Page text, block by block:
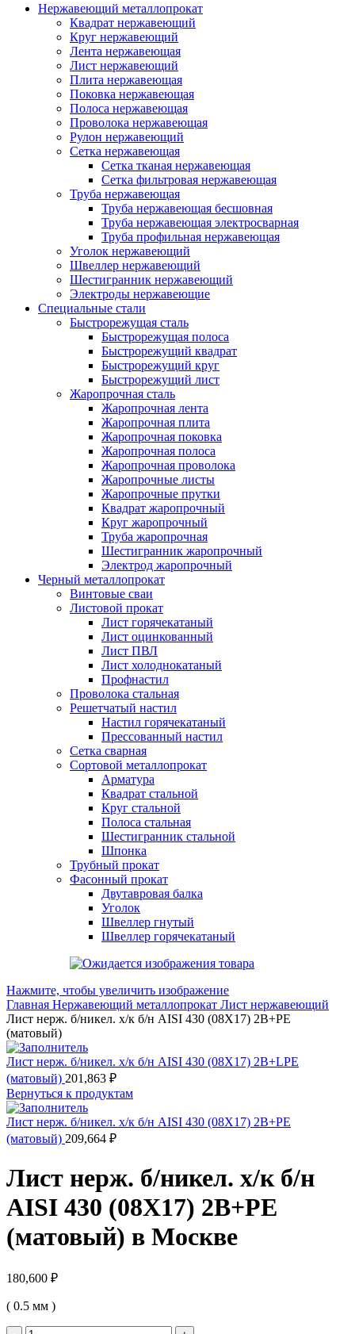
Нержавеющий металлопрокат
Квадрат нержавеющий
Круг нержавеющий
Лента нержавеющая
Лист нержавеющий
Плита нержавеющая
Поковка нержавеющая
Полоса нержавеющая
Проволока нержавеющая
Рулон нержавеющий
Сетка нержавеющая
Сетка тканая нержавеющая
Сетка фильтровая нержавеющая
Труба нержавеющая
Труба нержавеющая бесшовная
Труба нержавеющая электросварная
Труба профильная нержавеющая
Уголок нержавеющий
Швеллер нержавеющий
Шестигранник нержавеющий
Электроды нержавеющие
Специальные стали
Быстрорежущая сталь
Быстрорежущая полоса
Быстрорежущий квадрат
Быстрорежущий круг
Быстрорежущий лист
Жаропрочная сталь
Жаропрочная лента
Жаропрочная плита
Жаропрочная поковка
Жаропрочная полоса
Жаропрочная проволока
Жаропрочные листы
Жаропрочные прутки
Квадрат жаропрочный
Круг жаропрочный
Труба жаропрочная
Шестигранник жаропрочный
Электрод жаропрочный
Черный металлопрокат
Винтовые сваи
Листовой прокат
Лист горячекатаный
Лист оцинкованный
Лист ПВЛ
Лист холоднокатаный
Профнастил
Проволока стальная
Решетчатый настил
Настил горячекатаный
Прессованный настил
Сетка сварная
Сортовой металлопрокат
Арматура
Квадрат стальной
Круг стальной
Полоса стальная
Шестигранник стальной
Шпонка
Трубный прокат
Фасонный прокат
Двутавровая балка
Уголок
Швеллер гнутый
Швеллер горячекатаный
Нажмите, чтобы увеличить изображение
Главная Нержавеющий металлопрокат Лист нержавеющий
Лист нерж. б/никел. х/к б/н AISI 430 (08Х17) 2B+PE
(матовый)
Лист нерж. б/никел. х/к б/н AISI 430 (08Х17) 2B+LPE
(матовый) 201,863 ₽
Вернуться к продуктам
Лист нерж. б/никел. х/к б/н AISI 430 (08Х17) 2B+PE
(матовый) 209,664 ₽
Лист нерж. б/никел. х/к б/н
AISI 430 (08Х17) 2B+PE
(матовый) в Москве
180,600 ₽
( 0.5 мм )